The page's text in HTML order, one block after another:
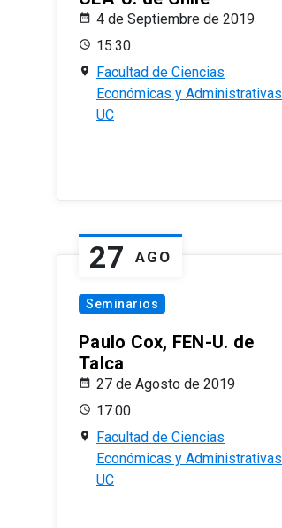
4 de Septiembre de 2019
15:30
Facultad de Ciencias
Económicas y Administrativas
UC
27 AGO
Seminarios
Paulo Cox, FEN-U. de
Talca
27 de Agosto de 2019
17:00
Facultad de Ciencias
Económicas y Administrativas
UC